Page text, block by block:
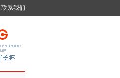
联系我们